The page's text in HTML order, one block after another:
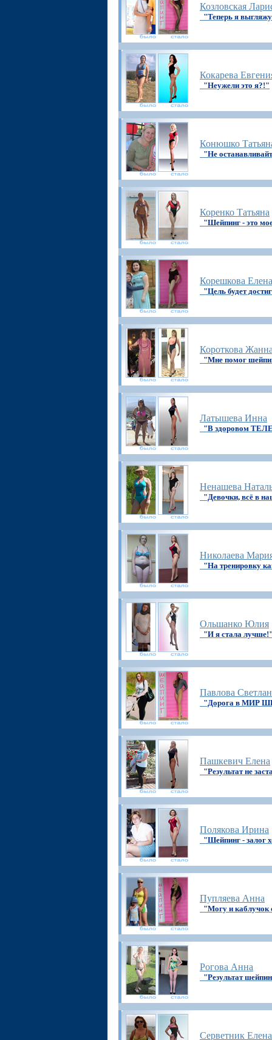
Козловская
"Теперь я
Кокарева
"Неужели это я?!"
Конюшко
"Не
Коренко Татьяна
"Шейпинг - это
Корешкова Елена
"Цель будет
Короткова
"Мне помог
Латышева Инна
"В здоровом
Ненашева
"Девочки, всё в
Николаева
"На тренировку
Ольшанко Юлия
"И я стала
Павлова
"Дорога в МИР
Пашкевич Елена
"Результат не
Полякова Ирина
"Шейпинг - залог
Пупляева Анна
"Могу и каблучок
Рогова Анна
"Результат
Серветник Елена